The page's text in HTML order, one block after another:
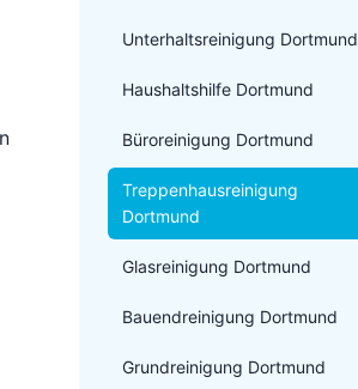
Unterhaltsreinigung Dortmund
Haushaltshilfe Dortmund
Büroreinigung Dortmund
Treppenhausreinigung
Dortmund
Glasreinigung Dortmund
Bauendreinigung Dortmund
Grundreinigung Dortmund